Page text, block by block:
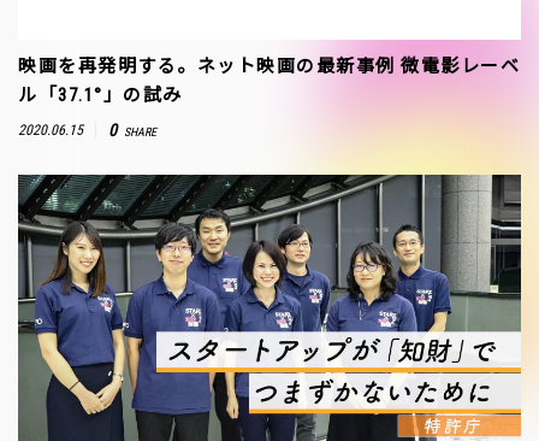
映画を再発明する。ネット映画の最新事例 微電影レーベ
ル「37.1°」の試み
2020.06.15 0 SHARE